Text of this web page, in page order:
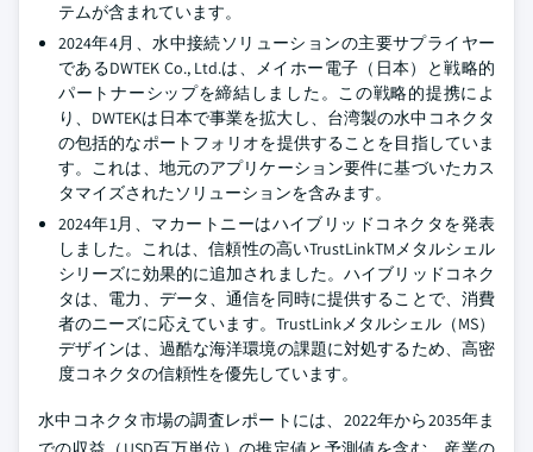
テムが含まれています。
2024年4月、水中接続ソリューションの主要サプライヤー
であるDWTEK Co., Ltd.は、メイホー電子（日本）と戦略的
パートナーシップを締結しました。この戦略的提携によ
り、DWTEKは日本で事業を拡大し、台湾製の水中コネクタ
の包括的なポートフォリオを提供することを目指していま
す。これは、地元のアプリケーション要件に基づいたカス
タマイズされたソリューションを含みます。
2024年1月、マカートニーはハイブリッドコネクタを発表
しました。これは、信頼性の高いTrustLinkTMメタルシェル
シリーズに効果的に追加されました。ハイブリッドコネク
タは、電力、データ、通信を同時に提供することで、消費
者のニーズに応えています。TrustLinkメタルシェル（MS）
デザインは、過酷な海洋環境の課題に対処するため、高密
度コネクタの信頼性を優先しています。
水中コネクタ市場の調査レポートには、2022年から2035年ま